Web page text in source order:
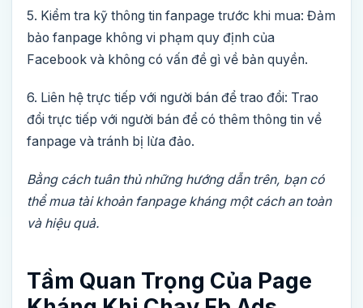
5. Kiểm tra kỹ thông tin fanpage trước khi mua: Đảm
bảo fanpage không vi phạm quy định của
Facebook và không có vấn đề gì về bản quyền.
6. Liên hệ trực tiếp với người bán để trao đổi: Trao
đổi trực tiếp với người bán để có thêm thông tin về
fanpage và tránh bị lừa đảo.
Bằng cách tuân thủ những hướng dẫn trên, bạn có
thể mua tài khoản fanpage kháng một cách an toàn
và hiệu quả.
Tầm Quan Trọng Của Page